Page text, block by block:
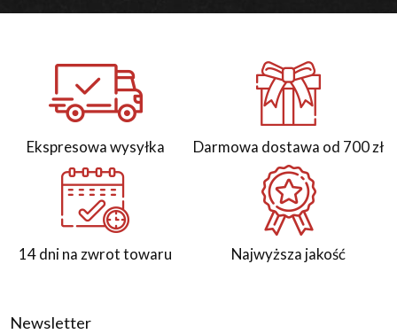
Ekspresowa wysyłka Darmowa dostawa od 700 zł
14 dni na zwrot towaru Najwyższa jakość
Newsletter